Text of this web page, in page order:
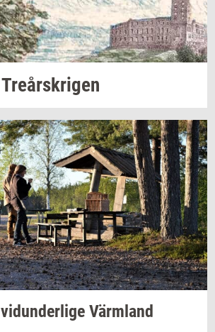
Tre­år­skri­gen
vi­dun­der­li­ge Värmland